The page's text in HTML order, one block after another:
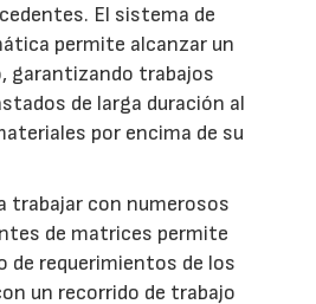
El sistema de
permite alcanzar un
garantizando trabajos
de larga duración al
por encima de su
trabajar con numerosos
de matrices permite
de requerimientos de los
un recorrido de trabajo